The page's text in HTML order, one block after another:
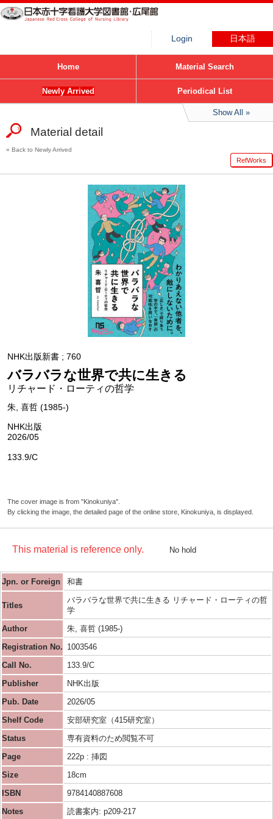
Login 日本語
Home Material Search
Newly Arrived Periodical List
Show All
Material detail
Back to Newly Arrived
RefWorks
NHK出版新書 ; 760
バラバラな世界で共に生きる
リチャード・ローティの哲学
朱, 喜哲 (1985-)
NHK出版
2026/05
133.9/C
The cover image is from "Kinokuniya".
By clicking the image, the detailed page of the online store, Kinokuniya, is displayed.
This material is reference only. No hold
Jpn. or Foreign 和書
Titles
バラバラな世界で共に生きる リチャード・ローティの哲
学
Author
朱, 喜哲 (1985-)
Registration No. 1003546
Call No.
133.9/C
Publisher
NHK出版
Pub. Date
2026/05
Shelf Code
安部研究室（415研究室）
Status
専有資料のため閲覧不可
Page
222p : 挿図
Size
18cm
ISBN
9784140887608
Notes
読書案内: p209-217